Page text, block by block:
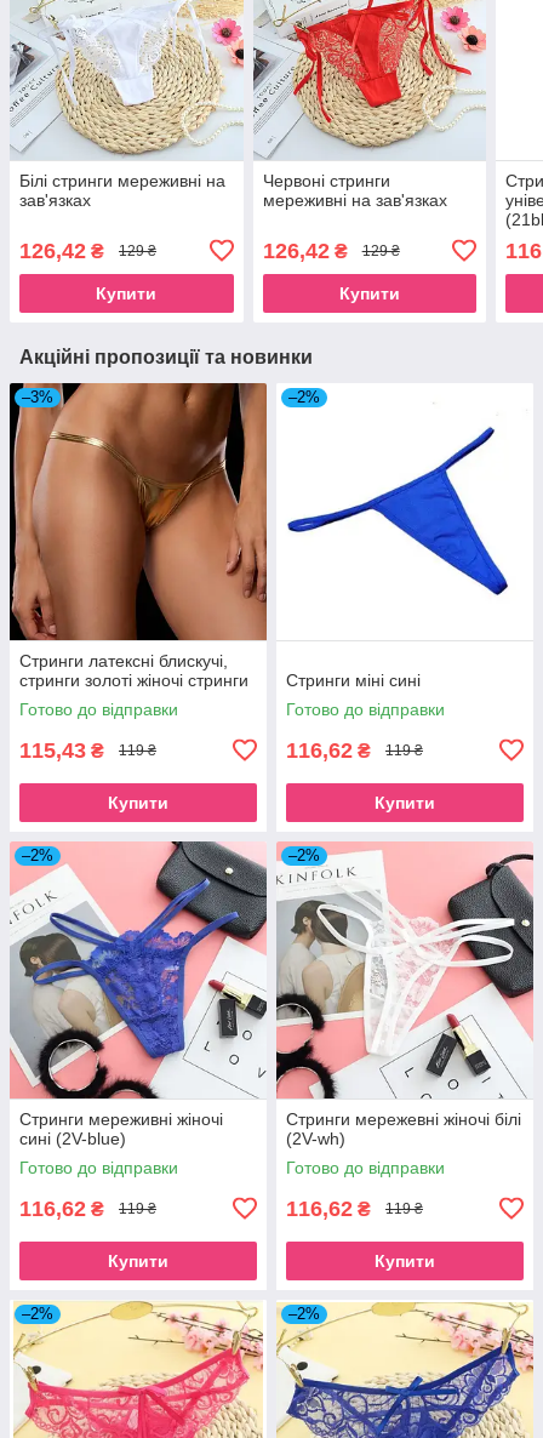
Білі стринги мереживні на
зав'язках
126,42 ₴ 129 ₴
Купити
Червоні стринги
мереживні на зав'язках
126,42₴ 129 ₴
Купити
Акційні пропозиції та новинки
–3%
Стринги латексні блискучі,
стринги золоті жіночі стринги
Готово до відправки
115,43 ₴ 119 ₴
Купити
–2%
Стринги міні сині
Готово до відправки
116,62 ₴ 119 ₴
Купити
–2%
Стринги мереживні жіночі
сині (2V-blue)
Готово до відправки
116,62 ₴ 119 ₴
Купити
–2%
Стринги мережевні жіночі білі
(2V-wh)
Готово до відправки
116,62 ₴ 119 ₴
Купити
–2% –2%